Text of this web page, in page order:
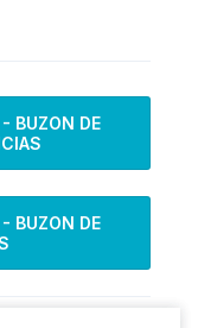
BUZON DE
BUZON DE